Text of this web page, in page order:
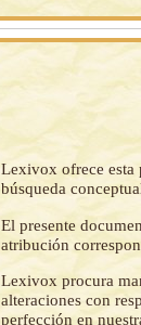
Lexivox ofrece esta
búsqueda
El presente
atribución
Lexivox procura
alteraciones con
perfección en